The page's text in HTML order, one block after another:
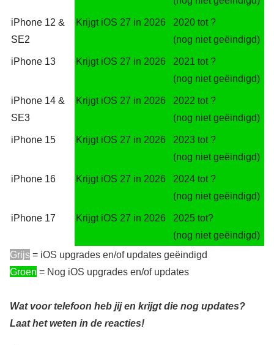
iPhone 12 &
SE2
Krijgt iOS 27 in 2026
2020 tot ?
(nog niet geëindigd)
iPhone 13
Krijgt iOS 27 in 2026
2021 tot ?
(nog niet geëindigd)
iPhone 14 &
SE3
Krijgt iOS 27 in 2026
2022 tot ?
(nog niet geëindigd)
iPhone 15
Krijgt iOS 27 in 2026
2023 tot ?
(nog niet geëindigd)
iPhone 16
Krijgt iOS 27 in 2026
2024 tot ?
(nog niet geëindigd)
iPhone 17
Krijgt iOS 27 in 2026
2025 tot?
(nog niet geëindigd)
Grijs= iOS upgrades en/of updates geëindigd
Groen = Nog iOS upgrades en/of updates
Wat voor telefoon heb jij en krijgt die nog updates?
Laat het weten in de reacties!